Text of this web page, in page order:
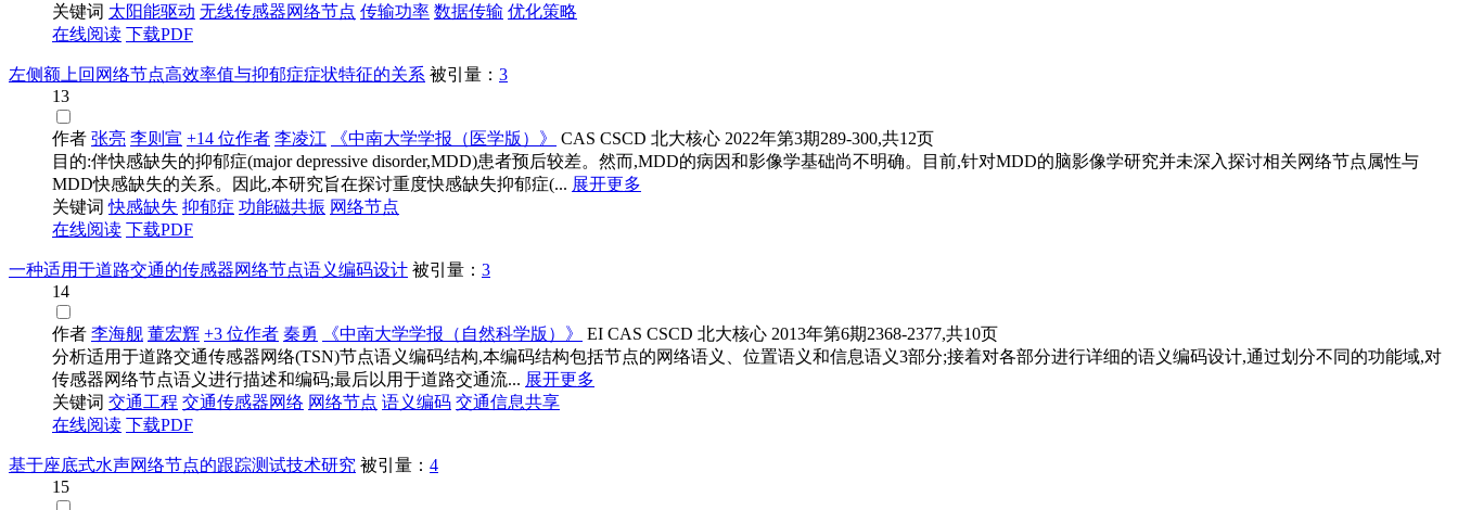
关键词 太阳能驱动 无线传感器网络节点 传输功率 数据传输 优化策略
在线阅读 下载PDF
左侧额上回网络节点高效率值与抑郁症症状特征的关系 被引量： 3
13
作者 张亮 李则宣 +14 位作者 李凌江 《中南大学学报（医学版）》 CAS CSCD 北大核心 2022年第3期289-300,共12页
目的:伴快感缺失的抑郁症(major depressive disorder,MDD)患者预后较差。然而,MDD的病因和影像学基础尚不明确。目前,针对MDD的脑影像学研究并未深入探讨相关网络节点属性与
MDD快感缺失的关系。因此,本研究旨在探讨重度快感缺失抑郁症(... 展开更多
关键词 快感缺失 抑郁症 功能磁共振 网络节点
在线阅读 下载PDF
一种适用于道路交通的传感器网络节点语义编码设计 被引量： 3
14
作者 李海舰 董宏辉 +3 位作者 秦勇 《中南大学学报（自然科学版）》 EI CAS CSCD 北大核心 2013年第6期2368-2377,共10页
分析适用于道路交通传感器网络(TSN)节点语义编码结构,本编码结构包括节点的网络语义、位置语义和信息语义3部分;接着对各部分进行详细的语义编码设计,通过划分不同的功能域,对
传感器网络节点语义进行描述和编码;最后以用于道路交通流... 展开更多
关键词 交通工程 交通传感器网络 网络节点 语义编码 交通信息共享
在线阅读 下载PDF
基于座底式水声网络节点的跟踪测试技术研究 被引量： 4
15